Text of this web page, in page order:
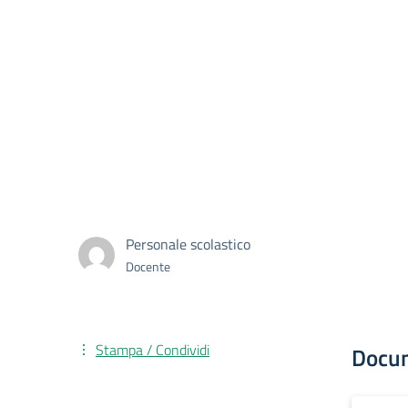
Personale scolastico
Docente
Stampa / Condividi